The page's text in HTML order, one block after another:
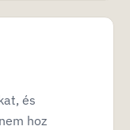
és
hoz